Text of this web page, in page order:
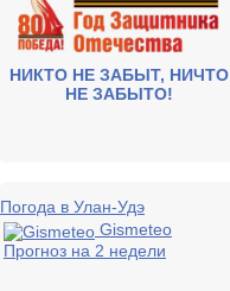
НИКТО НЕ ЗАБЫТ, НИЧТО
НЕ ЗАБЫТО!
Погода в Улан-Удэ
Gismeteo
Прогноз на 2 недели